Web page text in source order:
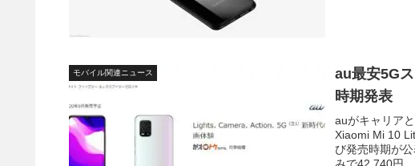
モバイル関連ニュース
au最安5G
時期発表
auがキャリア
Xiaomi Mi 10
び発売時期が